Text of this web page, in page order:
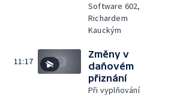
Software 602,
Richardem
Kauckým
11:17
Změny v
daňovém
přiznání
Při vyplňování